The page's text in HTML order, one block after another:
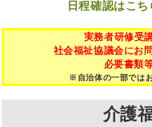
日程確認はこち
実務者研修受
社会福祉協議会にお
必要書類
※自治体の一部では
介護